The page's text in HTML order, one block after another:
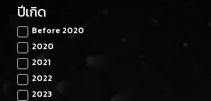
ปีเกิด
Before 2020
2020
2021
2022
2023